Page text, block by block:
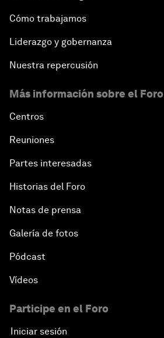
Cómo trabajamos
Liderazgo y gobernanza
Nuestra repercusión
Más información sobre el Foro
Centros
Reuniones
Partes interesadas
Historias del Foro
Notas de prensa
Galería de fotos
Pódcast
Vídeos
Participe en el Foro
Iniciar sesión